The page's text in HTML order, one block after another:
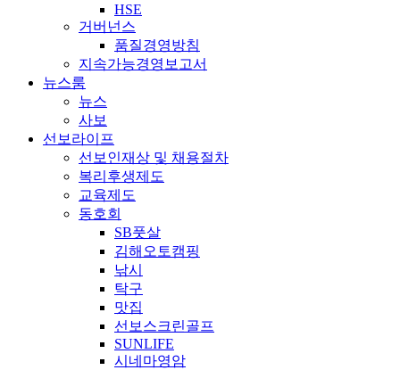
HSE
거버넌스
품질경영방침
지속가능경영보고서
뉴스룸
뉴스
사보
선보라이프
선보인재상 및 채용절차
복리후생제도
교육제도
동호회
SB풋살
김해오토캠핑
낚시
탁구
맛집
선보스크린골프
SUNLIFE
시네마영암